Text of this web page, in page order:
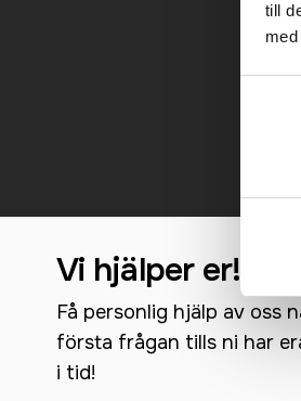
till
Vi hjälper er!
Få personlig hjälp av oss
första frågan tills ni har
i tid!